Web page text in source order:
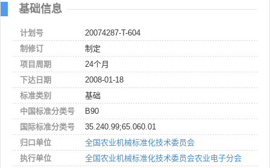
基础信息
计划号
20074287-T-604
制修订
制定
项目周期
24个月
下达日期
2008-01-18
标准类别
基础
中国标准分类号
B90
国际标准分类号
35.240.99;65.060.01
归口单位
全国农业机械标准化技术委员会
执行单位
全国农业机械标准化技术委员会农业电子分会